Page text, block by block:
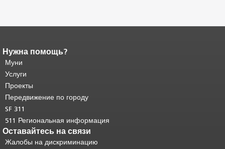
Конец содержимого
страницы.
страницы повторяется на каждой
странице.
основного содержимого .
Нужна помощь?
Муни
Услуги
Проекты
Передвижение по городу
SF 311
511 Региональная информация
Оставайтесь на связи
Жалобы на дискриминацию